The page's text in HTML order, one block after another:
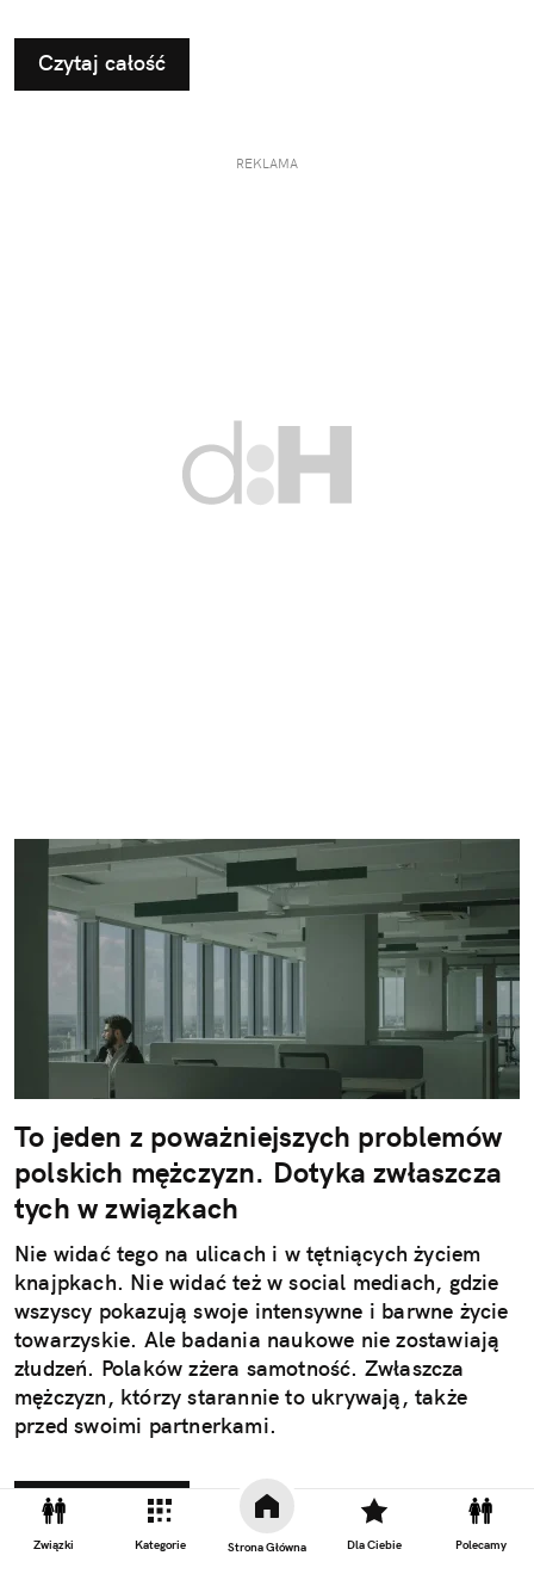
Związki Kategorie Strona Główna Dla Ciebie Polecamy
Czytaj całość
REKLAMA
To jeden z poważniejszych problemów
polskich mężczyzn. Dotyka zwłaszcza
tych w związkach
Nie widać tego na ulicach i w tętniących życiem
knajpkach. Nie widać też w social mediach, gdzie
wszyscy pokazują swoje intensywne i barwne życie
towarzyskie. Ale badania naukowe nie zostawiają
złudzeń. Polaków zżera samotność. Zwłaszcza
mężczyzn, którzy starannie to ukrywają, także
przed swoimi partnerkami.
Czytaj całość